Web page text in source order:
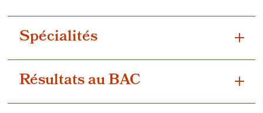
Spécialités
Résultats au BAC